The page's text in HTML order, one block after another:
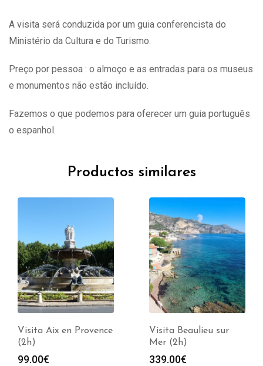
A visita será conduzida por um guia conferencista do
Ministério da Cultura e do Turismo.
Preço por pessoa : o almoço e as entradas para os museus
e monumentos não estão incluído.
Fazemos o que podemos para oferecer um guia português
o espanhol.
Productos similares
Visita Aix en Provence
(2h)
99.00€
Visita Beaulieu sur
Mer (2h)
339.00€